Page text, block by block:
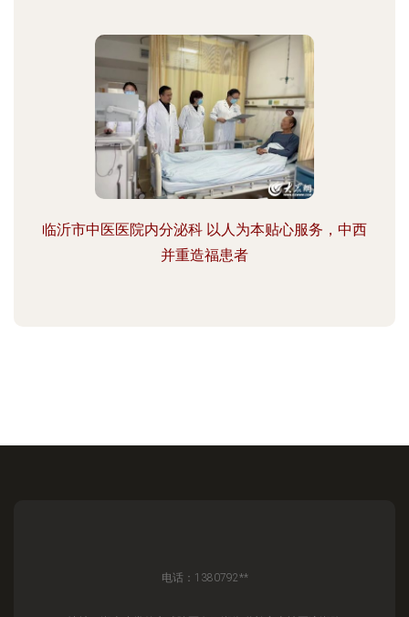
临沂市中医医院内分泌科 以人为本贴心服务，中西
并重造福患者
电话：1380792**